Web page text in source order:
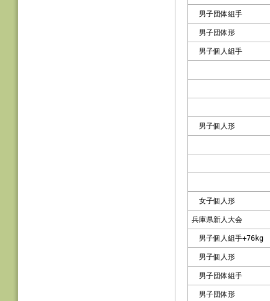
男子団体組手
男子団体形
男子個人組手
男子個人形
女子個人形
兵庫県新人大会
男子個人組手+76kg
男子個人形
男子団体組手
男子団体形